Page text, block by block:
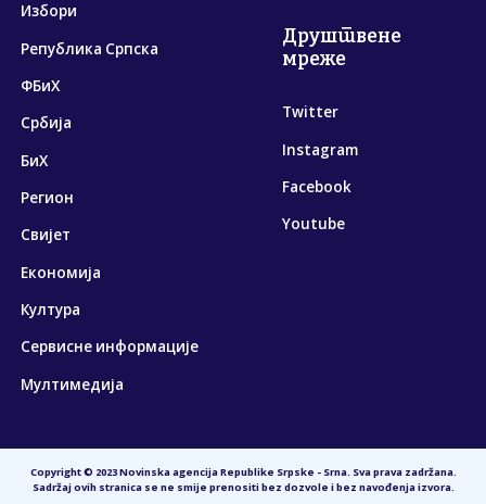
Избори
Република Српска
ФБиХ
Србија
БиХ
Регион
Свијет
Економија
Култура
Сервисне информације
Мултимедија
Друштвене
мреже
Twitter
Instagram
Facebook
Youtube
Copyright © 2023 Novinska agencija Republike Srpske - Srna. Sva prava zadržana.
Sadržaj ovih stranica se ne smije prenositi bez dozvole i bez navođenja izvora.